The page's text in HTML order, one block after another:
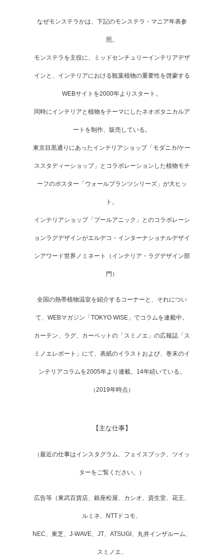
なぜモンステラかは、下記のモンステラ・マニア年表参
照。
モンステラを主役に、ミッドセンチュリーインテリアデザ
インと、インテリアにおける観葉植物の重要性を啓蒙する
WEBサイトを2000年よりスタート。
同時にインテリアと植物をテーマにしたネオボタニカルア
ートを制作、販売している。
東京目黒通りにあったインテリアショップ「モダニカ/ケー
ススタディーショップ」とコラボレーションした植物モチ
ーフのポスター「ウォールプランツシリーズ」が大ヒッ
ト。
インテリアショップ「プールアニック」とのコラボレーシ
ョンラグデザインがエルデコ・インターナショナルデザイ
ンアワード世界ノミネート（インテリア・ラグデザイン部
門）
全国の熱帯植物温室を紹介するコーナーと、それについ
て、WEBマガジン「TOKYO WISE」でコラムを連載中。
カーテン、ラグ、カーペットの「スミノエ」の広報誌「ス
ミノエレポート」にて、表紙のイラストおよび、巻末のイ
ンテリアコラムを2005年より連載。14年続いている。
（2019年時点）
【主な仕事】
（最近の仕事はインスタグラム、フェイスブック、ツイッ
ターをご覧ください。）
広告等（東武百貨店、銀座松屋、カシオ、資生堂、花王、
ルミネ、NTTドコモ、
NEC、東芝、J-WAVE、JT、ATSUGI、丸井インザルーム、
スミノエ、